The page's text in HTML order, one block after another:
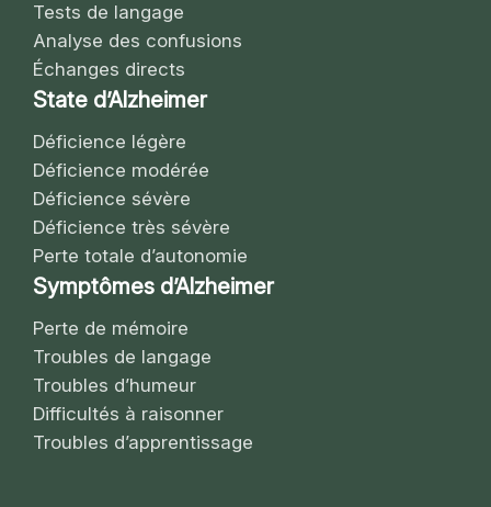
Tests de langage
Analyse des confusions
Échanges directs
State d’Alzheimer
Déficience légère
Déficience modérée
Déficience sévère
Déficience très sévère
Perte totale d’autonomie
Symptômes d’Alzheimer
Perte de mémoire
Troubles de langage
Troubles d’humeur
Difficultés à raisonner
Troubles d’apprentissage